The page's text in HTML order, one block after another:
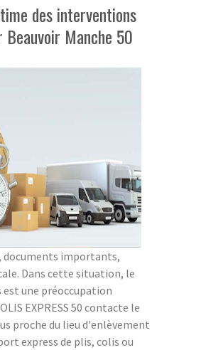
des interventions
Beauvoir Manche 50
documents importants,
Dans cette situation, le
une préoccupation
EXPRESS 50 contacte le
proche du lieu d'enlèvement
express de plis, colis ou